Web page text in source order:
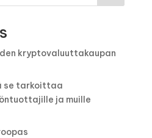
kryptovaluuttakaupan
se tarkoittaa
ja muille